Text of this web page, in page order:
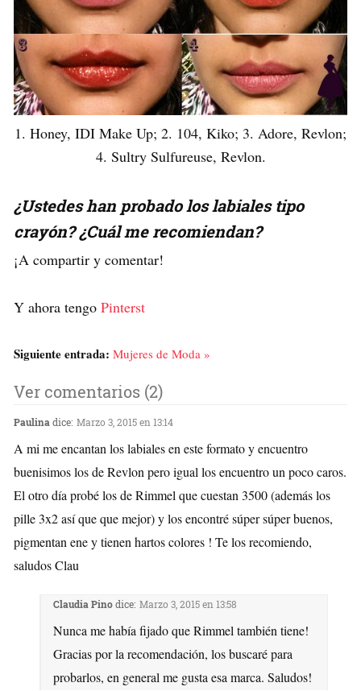
1. Honey, IDI Make Up; 2. 104, Kiko; 3. Adore, Revlon;
4. Sultry Sulfureuse, Revlon.
¿Ustedes han probado los labiales tipo
crayón? ¿Cuál me recomiendan?
¡A compartir y comentar!
Y ahora tengo Pinterst
Siguiente entrada: Mujeres de Moda »
Ver comentarios (2)
Paulina dice: Marzo 3, 2015 en 13:14
A mi me encantan los labiales en este formato y encuentro
buenisimos los de Revlon pero igual los encuentro un poco caros.
El otro día probé los de Rimmel que cuestan 3500 (además los
pille 3x2 así que que mejor) y los encontré súper súper buenos,
pigmentan ene y tienen hartos colores ! Te los recomiendo,
saludos Clau
Claudia Pino dice: Marzo 3, 2015 en 13:58
Nunca me había fijado que Rimmel también tiene!
Gracias por la recomendación, los buscaré para
probarlos, en general me gusta esa marca. Saludos!